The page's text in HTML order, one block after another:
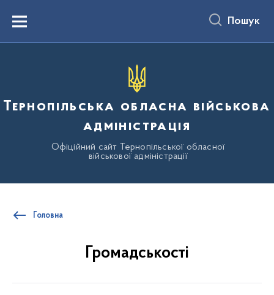
вмістуMenu Пошук
Тернопільська обласна військова
адміністрація
Офіційний сайт Тернопільської обласної
військової адміністрації
Головна
Громадськості